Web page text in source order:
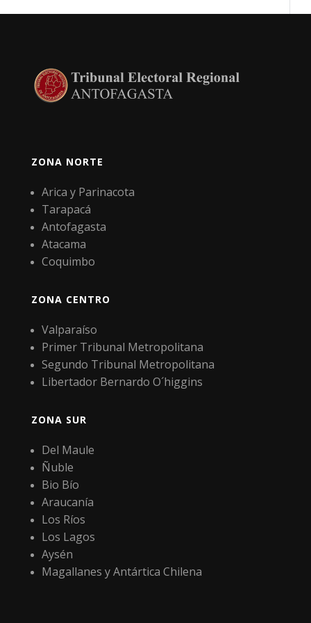
ZONA NORTE
Arica y Parinacota
Tarapacá
Antofagasta
Atacama
Coquimbo
ZONA CENTRO
Valparaíso
Primer Tribunal Metropolitana
Segundo Tribunal Metropolitana
Libertador Bernardo O´higgins
ZONA SUR
Del Maule
Ñuble
Bio Bío
Araucanía
Los Ríos
Los Lagos
Aysén
Magallanes y Antártica Chilena